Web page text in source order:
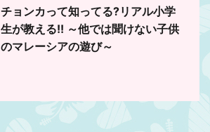
チョンカって知ってる?リアル小学
生が教える!! ～他では聞けない子供
のマレーシアの遊び～